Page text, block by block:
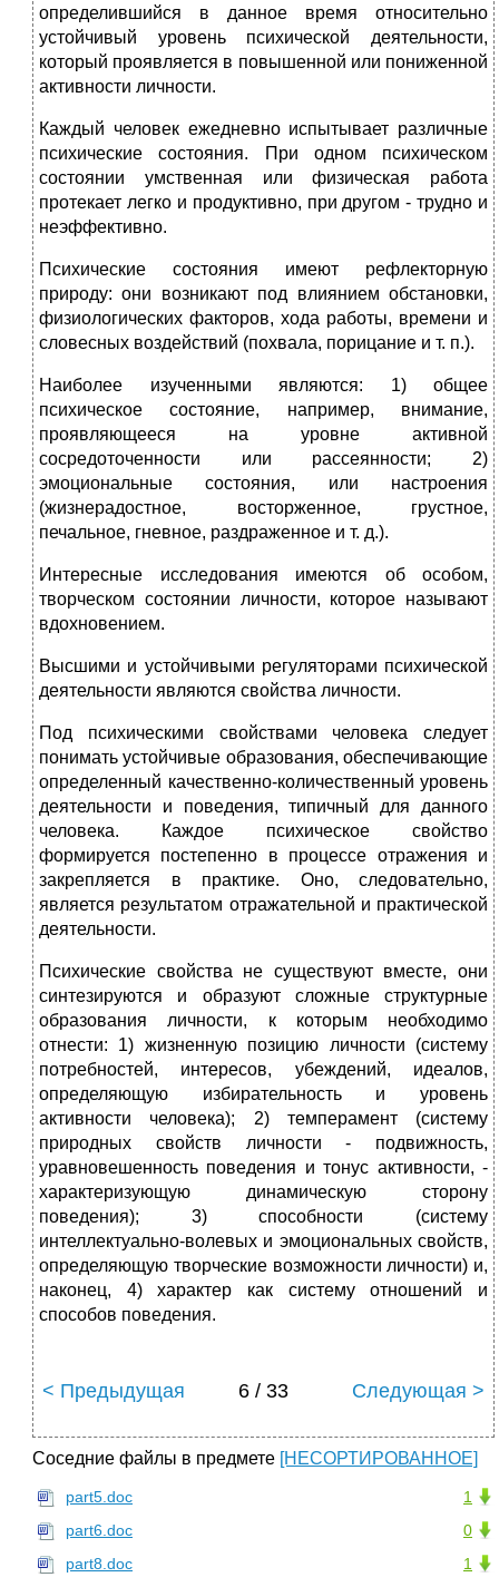
определившийся в данное время относительно
устойчивый уровень психической деятельности,
который проявляется в повышенной или пониженной
активности личности.
Каждый человек ежедневно испытывает различные
психические состояния. При одном психическом
состоянии умственная или физическая работа
протекает легко и продуктивно, при другом - трудно и
неэффективно.
Психические состояния имеют рефлекторную
природу: они возникают под влиянием обстановки,
физиологических факторов, хода работы, времени и
словесных воздействий (похвала, порицание и т. п.).
Наиболее изученными являются: 1) общее
психическое состояние, например, внимание,
проявляющееся на уровне активной
сосредоточенности или рассеянности; 2)
эмоциональные состояния, или настроения
(жизнерадостное, восторженное, грустное,
печальное, гневное, раздраженное и т. д.).
Интересные исследования имеются об особом,
творческом состоянии личности, которое называют
вдохновением.
Высшими и устойчивыми регуляторами психической
деятельности являются свойства личности.
Под психическими свойствами человека следует
понимать устойчивые образования, обеспечивающие
определенный качественно-количественный уровень
деятельности и поведения, типичный для данного
человека. Каждое психическое свойство
формируется постепенно в процессе отражения и
закрепляется в практике. Оно, следовательно,
является результатом отражательной и практической
деятельности.
Психические свойства не существуют вместе, они
синтезируются и образуют сложные структурные
образования личности, к которым необходимо
отнести: 1) жизненную позицию личности (систему
потребностей, интересов, убеждений, идеалов,
определяющую избирательность и уровень
активности человека); 2) темперамент (систему
природных свойств личности - подвижность,
уравновешенность поведения и тонус активности, -
характеризующую динамическую сторону
поведения); 3) способности (систему
интеллектуально-волевых и эмоциональных свойств,
определяющую творческие возможности личности) и,
наконец, 4) характер как систему отношений и
способов поведения.
< Предыдущая 6 / 33 Следующая >
Соседние файлы в предмете [НЕСОРТИРОВАННОЕ]
1
part5.doc
0
part6.doc
1
part8.doc